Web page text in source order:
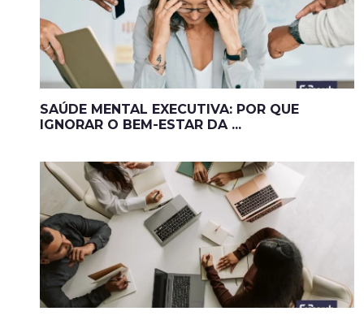
SAÚDE MENTAL EXECUTIVA: POR QUE
IGNORAR O BEM-ESTAR DA ...